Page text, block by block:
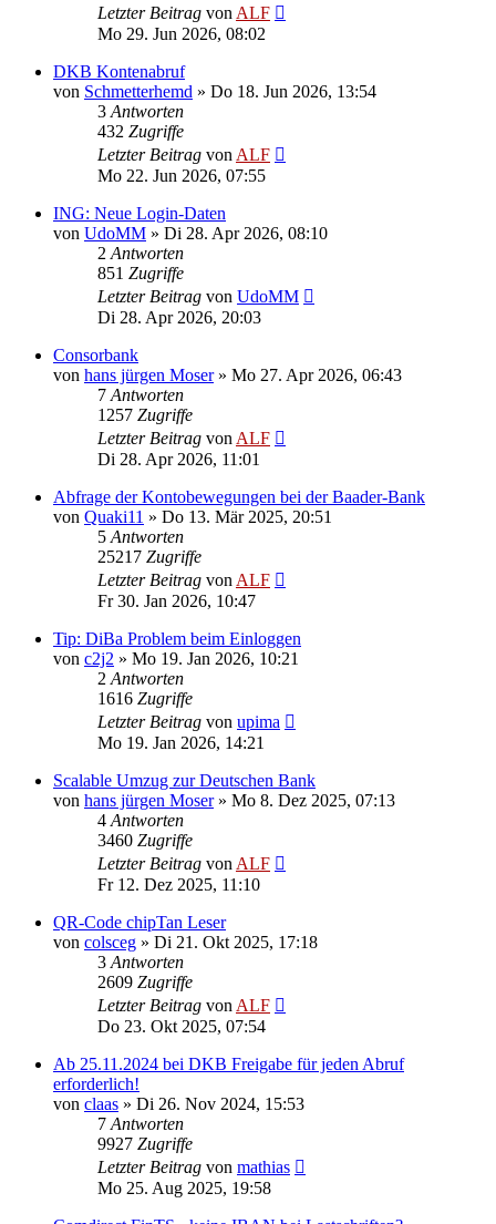
Letzter Beitrag von ALF
Mo 29. Jun 2026, 08:02
DKB Kontenabruf
von Schmetterhemd » Do 18. Jun 2026, 13:54
3 Antworten
432 Zugriffe
Letzter Beitrag von ALF
Mo 22. Jun 2026, 07:55
ING: Neue Login-Daten
von UdoMM » Di 28. Apr 2026, 08:10
2 Antworten
851 Zugriffe
Letzter Beitrag von UdoMM
Di 28. Apr 2026, 20:03
Consorbank
von hans jürgen Moser» Mo 27. Apr 2026, 06:43
7 Antworten
1257 Zugriffe
Letzter Beitrag von ALF
Di 28. Apr 2026, 11:01
Abfrage der Kontobewegungen bei der Baader-Bank
von Quaki11 » Do 13. Mär 2025, 20:51
5 Antworten
25217 Zugriffe
Letzter Beitrag von ALF
Fr 30. Jan 2026, 10:47
Tip: DiBa Problem beim Einloggen
von c2j2 » Mo 19. Jan 2026, 10:21
2 Antworten
1616 Zugriffe
Letzter Beitrag von upima
Mo 19. Jan 2026, 14:21
Scalable Umzug zur Deutschen Bank
von hans jürgen Moser» Mo 8. Dez 2025, 07:13
4 Antworten
3460 Zugriffe
Letzter Beitrag von ALF
Fr 12. Dez 2025, 11:10
QR-Code chipTan Leser
von colsceg » Di 21. Okt 2025, 17:18
3 Antworten
2609 Zugriffe
Letzter Beitrag von ALF
Do 23. Okt 2025, 07:54
Ab 25.11.2024 bei DKB Freigabe für jeden Abruf
erforderlich!
von claas » Di 26. Nov 2024, 15:53
7 Antworten
9927 Zugriffe
Letzter Beitrag von mathias
Mo 25. Aug 2025, 19:58